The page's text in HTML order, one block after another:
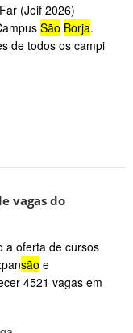
(Jeif 2026)
São Borja.
de todos os campi
vagas do
a oferta de cursos
são e
4521 vagas em